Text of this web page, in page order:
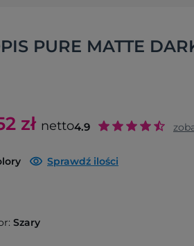
PURE MATTE
zł netto4.9
Sprawdź ilości
Szary